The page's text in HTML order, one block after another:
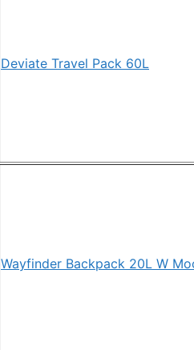
Deviate Travel Pack 60L
Wayfinder Backpack 20L W